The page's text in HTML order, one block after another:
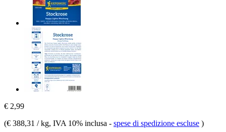
€ 2,99
(€ 388,31 / kg, IVA 10% inclusa - spese di spedizione escluse )